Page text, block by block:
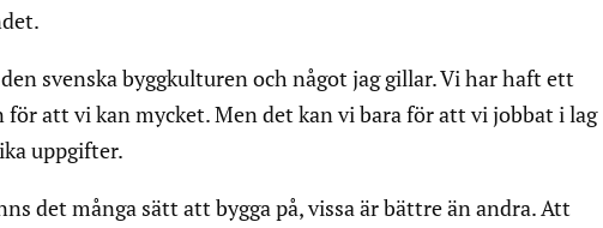
svenska byggkulturen och något jag gillar. Vi har haft ett
för att vi kan mycket. Men det kan vi bara för att vi jobbat i lag
uppgifter.
det många sätt att bygga på, vissa är bättre än andra. Att